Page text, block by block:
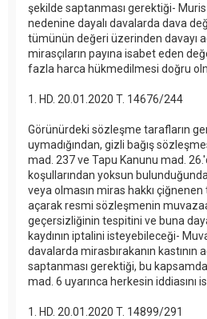
şekilde saptanması gerektiği-
nedenine dayalı davalarda dava
tümünün değeri üzerinden davayı
mirasçıların payına isabet eden
fazla harca hükmedilmesi doğru
1. HD. 20.01.2020 T. 14676/244
Görünürdeki sözleşme tarafların
uymadığından, gizli bağış
mad. 237 ve Tapu Kanunu mad.
koşullarından yoksun
veya olmasın miras hakkı çiğnenen
açarak resmi sözleşmenin
geçersizliğinin tespitini ve buna
kaydının iptalini isteyebileceği-
davalarda mirasbırakanın kastının
saptanması gerektiği, bu
mad. 6 uyarınca herkesin
1. HD. 20.01.2020 T. 14899/291